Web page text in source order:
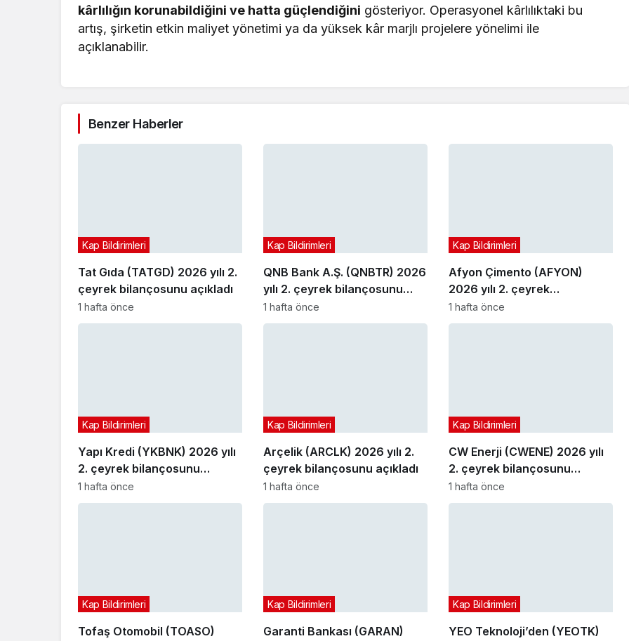
kârlılığın korunabildiğini ve hatta güçlendiğini gösteriyor. Operasyonel kârlılıktaki bu
artış, şirketin etkin maliyet yönetimi ya da yüksek kâr marjlı projelere yönelimi ile
açıklanabilir.
Benzer Haberler
Tat Gıda (TATGD) 2026 yılı 2.
çeyrek bilançosunu açıkladı
Kap Bildirimleri
1 hafta önce
QNB Bank A.Ş. (QNBTR) 2026
yılı 2. çeyrek bilançosunu
açıkladı
Kap Bildirimleri
1 hafta önce
Afyon Çimento (AFYON)
2026 yılı 2. çeyrek
bilançosunu açıkladı
Kap Bildirimleri
1 hafta önce
Yapı Kredi (YKBNK) 2026 yılı
2. çeyrek bilançosunu
açıkladı
Kap Bildirimleri
1 hafta önce
Arçelik (ARCLK) 2026 yılı 2.
çeyrek bilançosunu açıkladı
Kap Bildirimleri
1 hafta önce
CW Enerji (CWENE) 2026 yılı
2. çeyrek bilançosunu
açıkladı
Kap Bildirimleri
1 hafta önce
Tofaş Otomobil (TOASO)
Kap Bildirimleri
Garanti Bankası (GARAN)
Kap Bildirimleri
YEO Teknoloji’den (YEOTK)
Kap Bildirimleri